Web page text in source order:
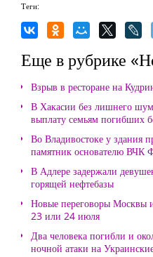
Теги:
Еще в рубрике
Взрыв в ресторане на
В Хакасии без лишнего
выплату семьям погибших
Во Владивостоке у здания
памятник основателю ВЧК
В Адлере задержали
горящей нефтебазы
Новые переговоры Москвы
23 или 24 июля
Два человека погибли и
ночной атаки на